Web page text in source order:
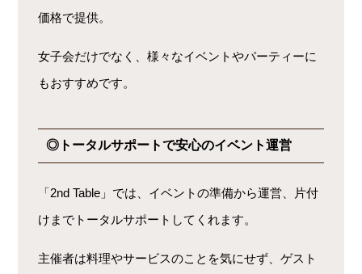
価格で提供。
女子会だけでなく、様々なイベントやパーティーに
もおすすめです。
◎トータルサポートで安心のイベント運営
「2nd Table」では、イベントの準備から運営、片付
けまでトータルサポートしてくれます。
主催者は料理やサービスのことを気にせず、ゲスト